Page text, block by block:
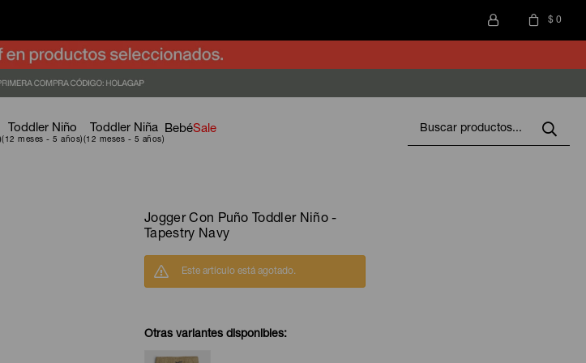
$ 0
Toddler Niño Toddler Niña BebéSale
Jogger Con Puño Toddler Niño -
Tapestry Navy
Este artículo está agotado.
Otras variantes disponibles: